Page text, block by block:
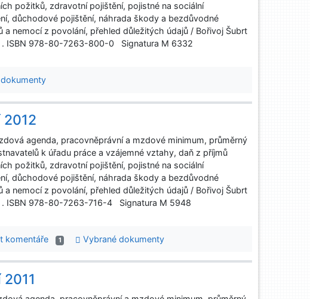
požitků, zdravotní pojištění, pojistné na sociální
důchodové pojištění, náhrada škody a bezdůvodné
nemocí z povolání, přehled důležitých údajů / Bořivoj Šubrt
ISBN 978-80-7263-800-0 Signatura M 6332
agenda, pracovněprávní a mzdové minimum, průměrný
k úřadu práce a vzájemné vztahy, daň z příjmů
požitků, zdravotní pojištění, pojistné na sociální
důchodové pojištění, náhrada škody a bezdůvodné
nemocí z povolání, přehled důležitých údajů / Bořivoj Šubrt
ISBN 978-80-7263-716-4 Signatura M 5948
komentáře 1 Vybrané dokumenty